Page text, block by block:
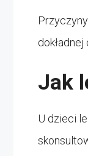
dokładnej
Jak
U dzieci